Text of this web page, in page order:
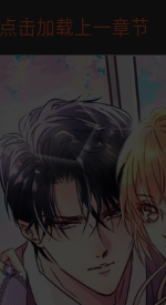
点击加载上一章节